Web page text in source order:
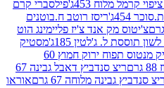
453ג'
פילסברי קרם
ריסז רוטב ח.בוטנים
אנד צ'יז פליימינג הוט
185ג'
מסטיק
מסטיק מנטוס תפוח ירוק חמוץ 60
ריצ סנדביץ דאבל גבינה 67
מלוחה 67 גרם
אוראו